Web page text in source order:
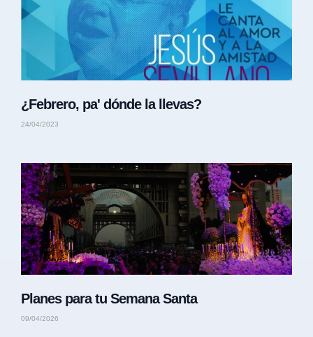
¿Febrero, pa' dónde la llevas?
24/04/2023
Planes para tu Semana Santa
09/04/2026